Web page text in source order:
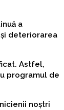
a
deteriorarea
Astfel,
programul de
noștri